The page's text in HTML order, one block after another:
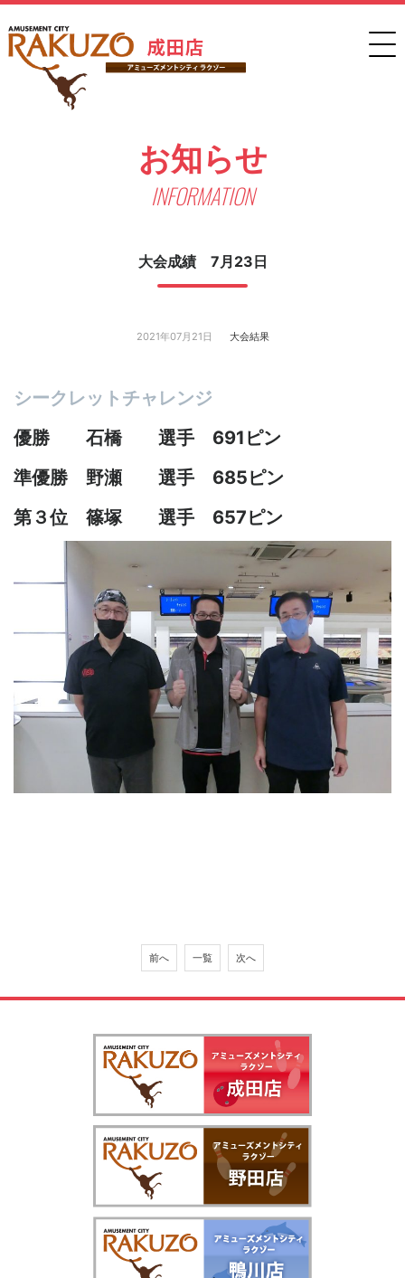
お知らせ
INFORMATION
大会成績 7月23日
2021年07月21日 大会結果
シークレットチャレンジ
優勝 石橋 選手 691ピン
準優勝 野瀬 選手 685ピン
第３位 篠塚 選手 657ピン
前へ 一覧 次へ